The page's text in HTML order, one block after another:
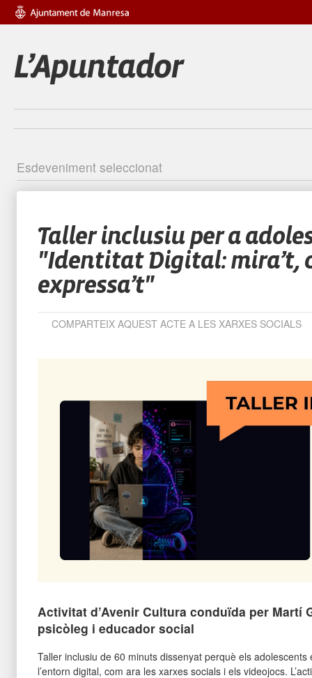
Esdeveniment seleccionat
Taller inclusiu per a
"Identitat Digital: mira’t,
expressa’t"
COMPARTEIX AQUEST ACTE A LES XARXES SOCIALS
Activitat d’Avenir Cultura conduïda per Martí
psicòleg i educador social
Taller inclusiu de 60 minuts dissenyat perquè els
l’entorn digital, com ara les xarxes socials i els videojocs.